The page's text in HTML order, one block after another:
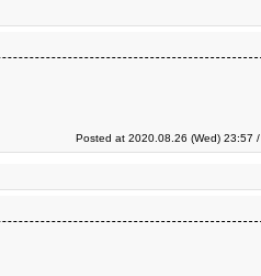
Posted at 2020.08.26 (Wed) 23:57 /